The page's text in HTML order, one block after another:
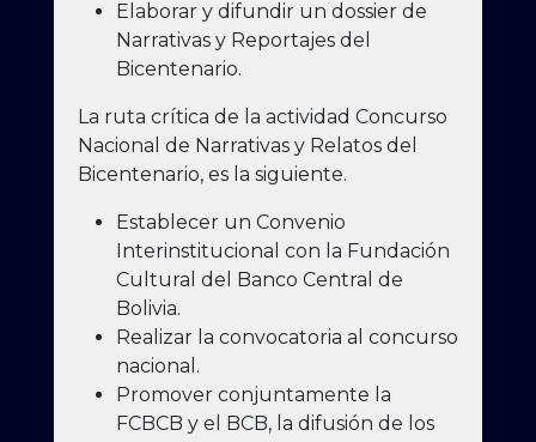
Elaborar y difundir un dossier de
Narrativas y Reportajes del
Bicentenario.
La ruta crítica de la actividad Concurso
Nacional de Narrativas y Relatos del
Bicentenario, es la siguiente.
Establecer un Convenio
Interinstitucional con la Fundación
Cultural del Banco Central de
Bolivia.
Realizar la convocatoria al concurso
nacional.
Promover conjuntamente la
FCBCB y el BCB, la difusión de los